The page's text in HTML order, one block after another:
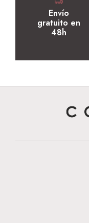
Envío
gratuito en
48h